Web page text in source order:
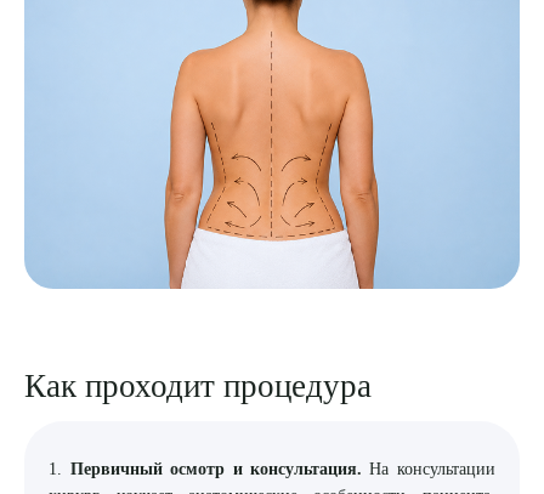
Как проходит процедура
1. Первичный осмотр и консультация.На консультации